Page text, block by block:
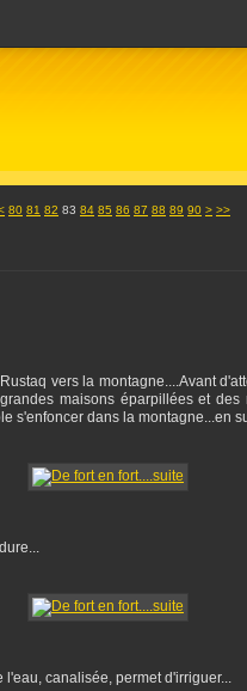
10
20
30
40
50
60
70
80 81 82 83 84 85 86 87 88 89 90 100
> >>
vers la montagne....Avant
maisons éparpillées et des
s'enfoncer dans la montagne...en
canalisée, permet d'irriguer...